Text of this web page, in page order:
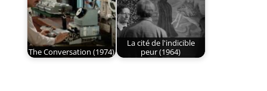
The Conversation (1974)
La cité de l'indicible
peur (1964)